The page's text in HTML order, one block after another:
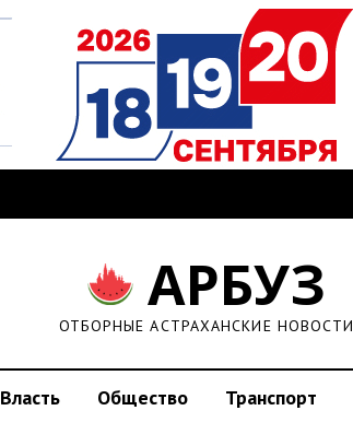
АРБУЗ
ОТБОРНЫЕ АСТРАХАНСКИЕ НОВОСТИ
Власть Общество Транспорт